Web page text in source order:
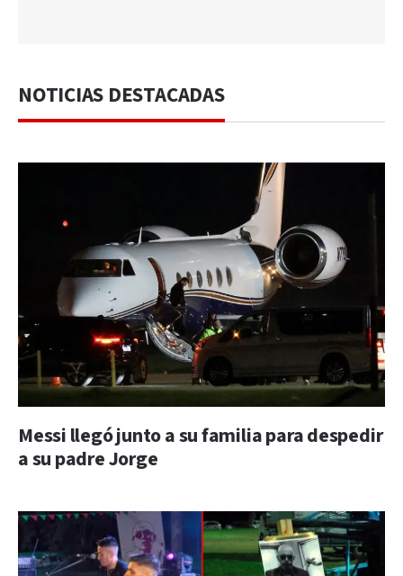
NOTICIAS DESTACADAS
Messi llegó junto a su familia para despedir
a su padre Jorge